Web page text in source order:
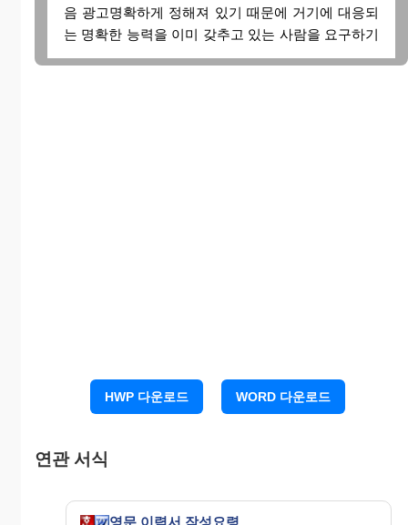
음 광고명확하게 정해져 있기 때문에 거기에 대응되
는 명확한 능력을 이미 갖추고 있는 사람을 요구하기
때문이다.
는 약자를 적는다.
정확한 표현으로 자신에게 플러스 요인이 되지 않는
것은 과감히 생략한다.
2) 영문 이력서 작성요령
HWP 다운로드 WORD 다운로드
연관 서식